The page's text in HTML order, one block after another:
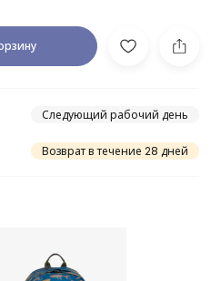
Следующий рабочий день
Возврат в течение 28 дней